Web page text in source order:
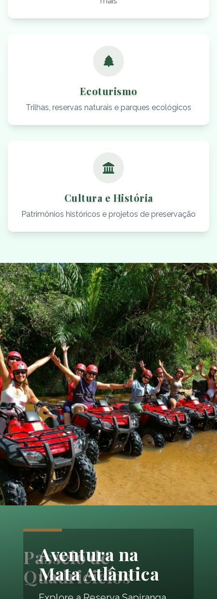
Ecoturismo
Trilhas, reservas naturais e parques ecológicos
Cultura e História
Patrimônios históricos e projetos de preservação
Aventura na
Mata Atlântica
Passeio de
Quadriciclos